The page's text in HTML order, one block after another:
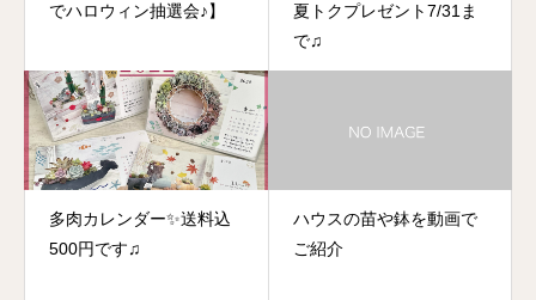
でハロウィン抽選会♪】
夏トクプレゼント7/31ま
で♫
多肉カレンダー✨送料込
500円です♫
ハウスの苗や鉢を動画で
ご紹介